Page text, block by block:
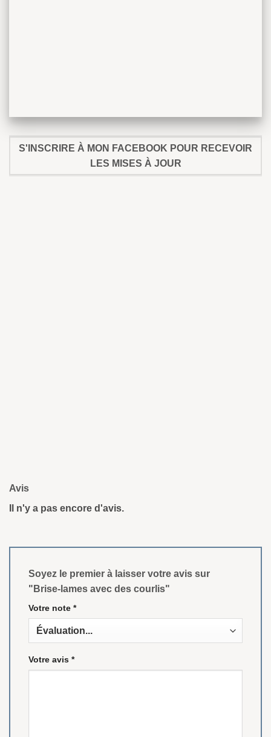
S'INSCRIRE À MON FACEBOOK POUR RECEVOIR
LES MISES À JOUR
Avis
Il n'y a pas encore d'avis.
Soyez le premier à laisser votre avis sur
"Brise-lames avec des courlis"
Votre note *
Votre avis *